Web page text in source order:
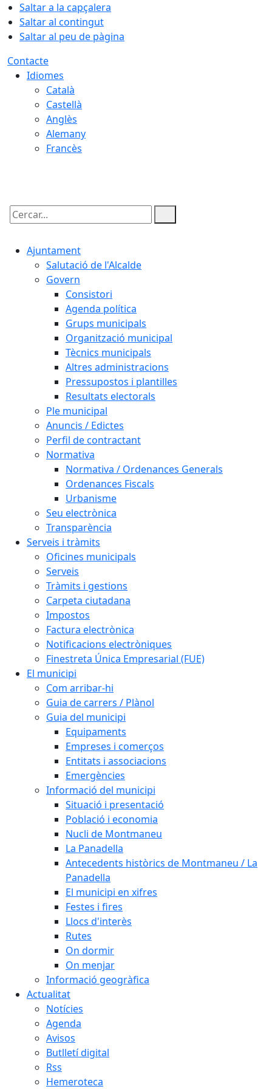
Saltar a la capçalera
Saltar al contingut
Saltar al peu de pàgina
Contacte
Idiomes
Català
Castellà
Anglès
Alemany
Francès
Cercar:
Ajuntament
Salutació de l'Alcalde
Govern
Consistori
Agenda política
Grups municipals
Organització municipal
Tècnics municipals
Altres administracions
Pressupostos i plantilles
Resultats electorals
Ple municipal
Anuncis / Edictes
Perfil de contractant
Normativa
Normativa / Ordenances Generals
Ordenances Fiscals
Urbanisme
Seu electrònica
Transparència
Serveis i tràmits
Oficines municipals
Serveis
Tràmits i gestions
Carpeta ciutadana
Impostos
Factura electrònica
Notificacions electròniques
Finestreta Única Empresarial (FUE)
El municipi
Com arribar-hi
Guia de carrers / Plànol
Guia del municipi
Equipaments
Empreses i comerços
Entitats i associacions
Emergències
Informació del municipi
Situació i presentació
Població i economia
Nucli de Montmaneu
La Panadella
Antecedents històrics de Montmaneu / La
Panadella
El municipi en xifres
Festes i fires
Llocs d'interès
Rutes
On dormir
On menjar
Informació geogràfica
Actualitat
Notícies
Agenda
Avisos
Butlletí digital
Rss
Hemeroteca